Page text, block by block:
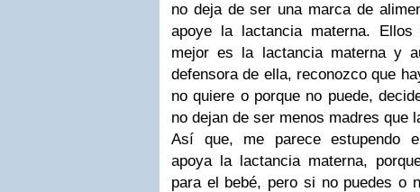
no deja de ser una marca de
apoye la lactancia materna.
mejor es la lactancia materna y
defensora de ella, reconozco que
no quiere o porque no puede,
no dejan de ser menos madres que
Así que, me parece estupendo
apoya la lactancia materna,
para el bebé, pero si no puedes o